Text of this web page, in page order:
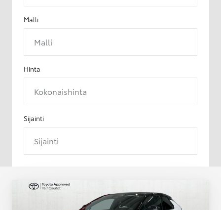
Malli
Malli
Hinta
Kokonaishinta
Sijainti
Sijainti